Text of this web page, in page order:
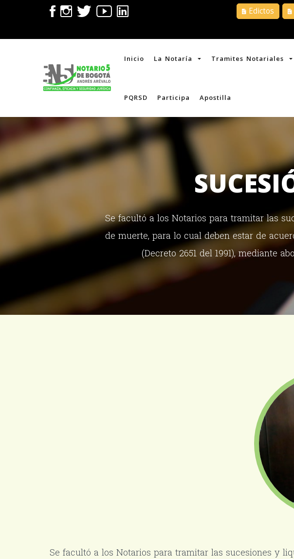
Edictos
Inicio La Notaría Tramites Notariales
PQRSD Participa Apostilla
Se facultó a los Notarios para tramitar las
de muerte, para lo cual deben estar de
(Decreto 2651 del 1991), mediante
Se facultó a los Notarios para tramitar las sucesiones y